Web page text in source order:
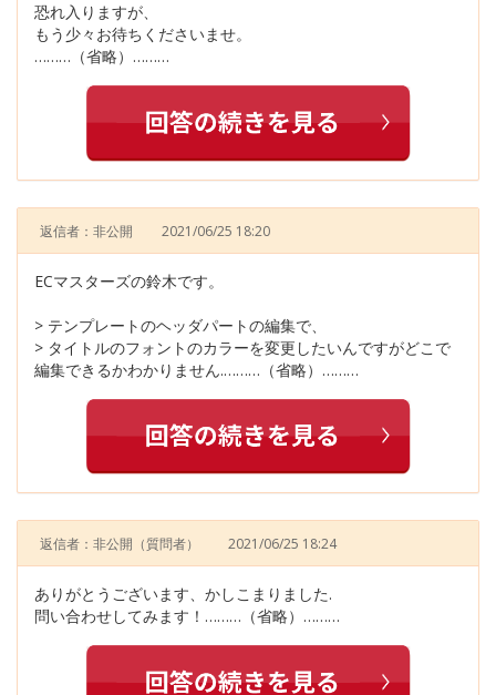
恐れ入りますが、
もう少々お待ちくださいませ。
………（省略）………
返信者：非公開 2021/06/25 18:20
ECマスターズの鈴木です。
> テンプレートのヘッダパートの編集で、
> タイトルのフォントのカラーを変更したいんですがどこで
編集できるかわかりません.………（省略）………
返信者：非公開 （質問者） 2021/06/25 18:24
ありがとうございます、かしこまりました.
問い合わせしてみます！………（省略）………